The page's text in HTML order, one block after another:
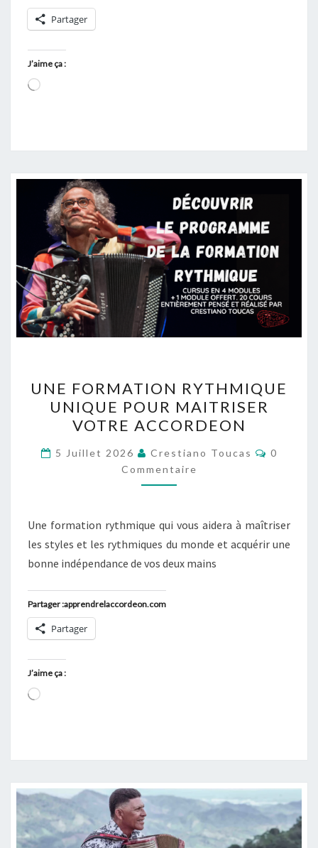
Partager
J’aime ça :
Chargement…
FORMATION
RYTHMIQUE
UNIQUE
POUR
MAITRISER
VOTRE
UNE FORMATION RYTHMIQUE
UNIQUE POUR MAITRISER
VOTRE ACCORDEON
5 Juillet 2026 Crestiano Toucas
0
Commentaire
Une formation rythmique qui vous aidera à maîtriser
les styles et les rythmiques du monde et acquérir une
bonne indépendance de vos deux mains
Partager :apprendrelaccordeon.com
Partager
J’aime ça :
Chargement…